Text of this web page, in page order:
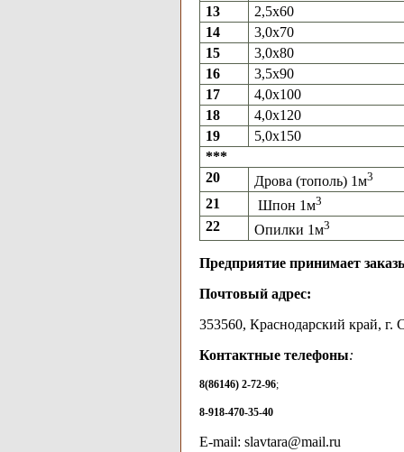
13
2,5x60
14
3,0x70
15
3,0x80
16
3,5x90
17
4,0x100
18
4,0x120
19
5,0x150
***
20
Дрова (тополь) 1м3
21 Шпон 1м3
22 Опилки 1м3
Предприятие принимает
Почтовый адрес:
353560, Краснодарский край, г.
Контактные телефоны:
8(86146) 2-72-96;
8-918-470-35-40
E-mail: slavtara@mail.ru